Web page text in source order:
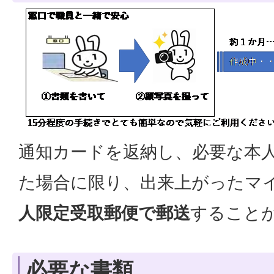
通知カードを返納し、必要な本
た場合に限り、出来上がったマ
人限定受取郵便で郵送すること